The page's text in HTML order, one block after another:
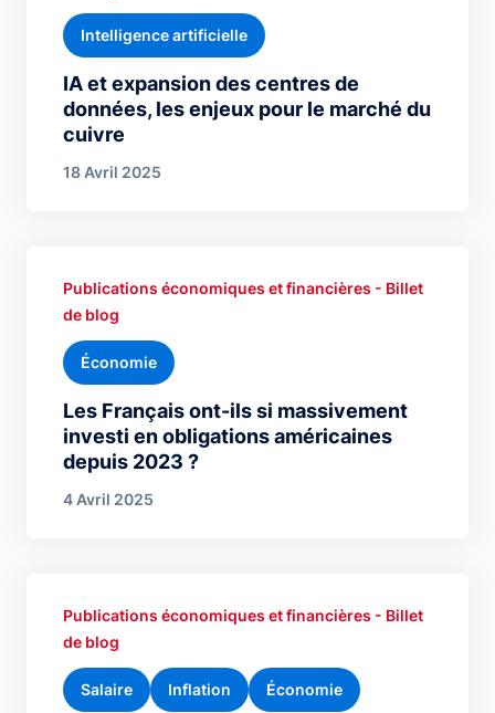
IA et expansion des centres de
données, les enjeux pour le marché du
cuivre
Intelligence artificielle
18 Avril 2025
Les Français ont-ils si massivement
investi en obligations américaines
depuis 2023 ?
Publications économiques et financières - Billet
de blog
Économie
4 Avril 2025
Publications économiques et financières - Billet
de blog
Salaire Inflation Économie